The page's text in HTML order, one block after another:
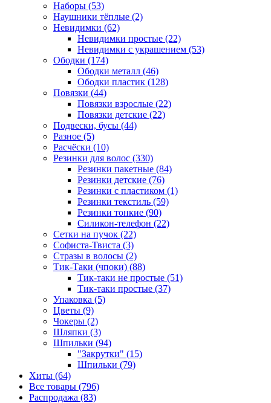
Наборы (53)
Наушники тёплые (2)
Невидимки (62)
Невидимки простые (22)
Невидимки с украшением (53)
Ободки (174)
Ободки металл (46)
Ободки пластик (128)
Повязки (44)
Повязки взрослые (22)
Повязки детские (22)
Подвески, бусы (44)
Разное (5)
Расчёски (10)
Резинки для волос (330)
Резинки пакетные (84)
Резинки детские (76)
Резинки с пластиком (1)
Резинки текстиль (59)
Резинки тонкие (90)
Силикон-телефон (22)
Сетки на пучок (22)
Софиста-Твиста (3)
Стразы в волосы (2)
Тик-Таки (чпоки) (88)
Тик-таки не простые (51)
Тик-таки простые (37)
Упаковка (5)
Цветы (9)
Чокеры (2)
Шляпки (3)
Шпильки (94)
"Закрутки" (15)
Шпильки (79)
Хиты (64)
Все товары (796)
Распродажа (83)